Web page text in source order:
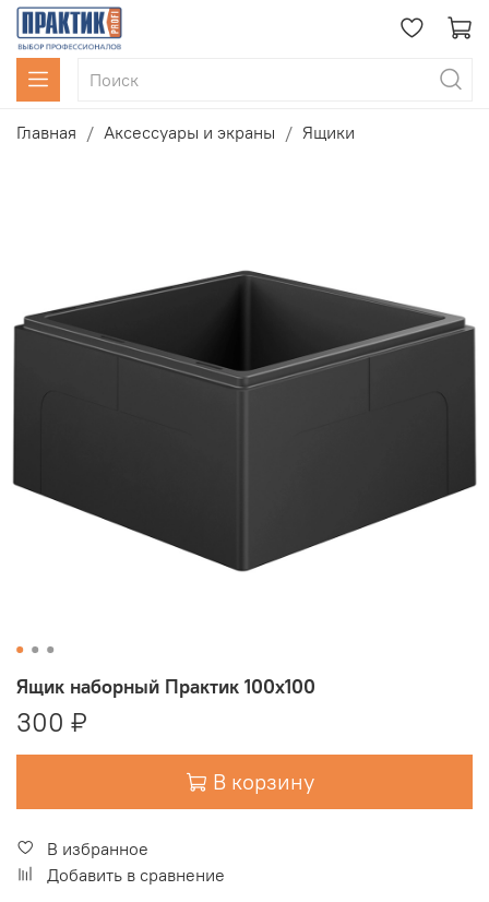
Главная Аксессуары и экраны Ящики
Ящик наборный Практик 100x100
300 ₽
В корзину
В избранное
Добавить в сравнение